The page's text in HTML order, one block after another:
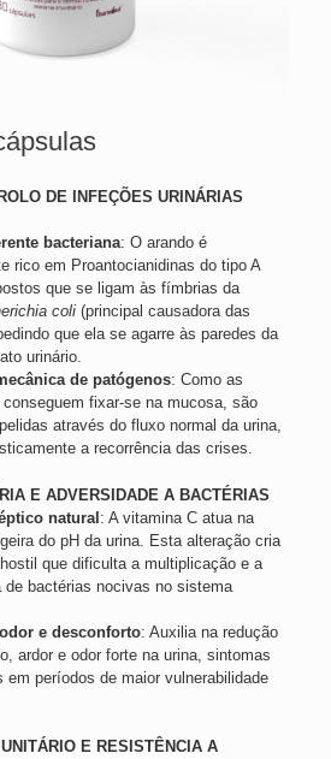
DE INFEÇÕES URINÁRIAS
bacteriana: O arando é
rico em Proantocianidinas do tipo A
que se ligam às fímbrias da
coli(principal causadora das
que ela se agarre às paredes da
urinário.
de patógenos: Como as
conseguem fixar-se na mucosa, são
através do fluxo normal da urina,
a recorrência das crises.
E ADVERSIDADE A BACTÉRIAS
natural: A vitamina C atua na
do pH da urina. Esta alteração cria
que dificulta a multiplicação e a
de bactérias nocivas no sistema
e desconforto: Auxilia na redução
ardor e odor forte na urina, sintomas
em períodos de maior vulnerabilidade
E RESISTÊNCIA A